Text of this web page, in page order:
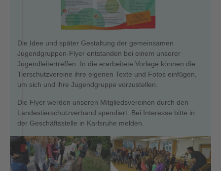
Die Idee und später Gestaltung der gemeinsamen
Jugendgruppen-Flyer entstanden bei einem unserer
Jugendleitertreffen. In die erarbeitete Vorlage können die
Tierschutzvereine ihre eigenen Texte und Fotos einfügen,
um sich und ihre Jugendgruppe vorzustellen.
Die Flyer werden unseren Mitgliedsvereinen durch den
Landestierschutzverband spendiert. Bei Interesse bitte in
der Geschäftsstelle in Karlsruhe melden.